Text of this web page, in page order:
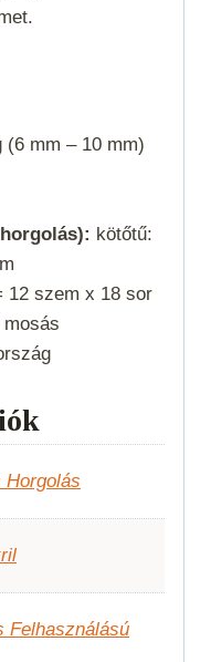
(6 mm – 10 mm)
kötőtű:
12 szem x 18 sor
mosás
Horgolás
Felhasználású